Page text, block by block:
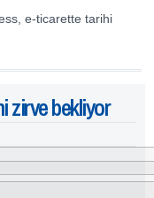
e-ticarette tarihi
zirve bekliyor